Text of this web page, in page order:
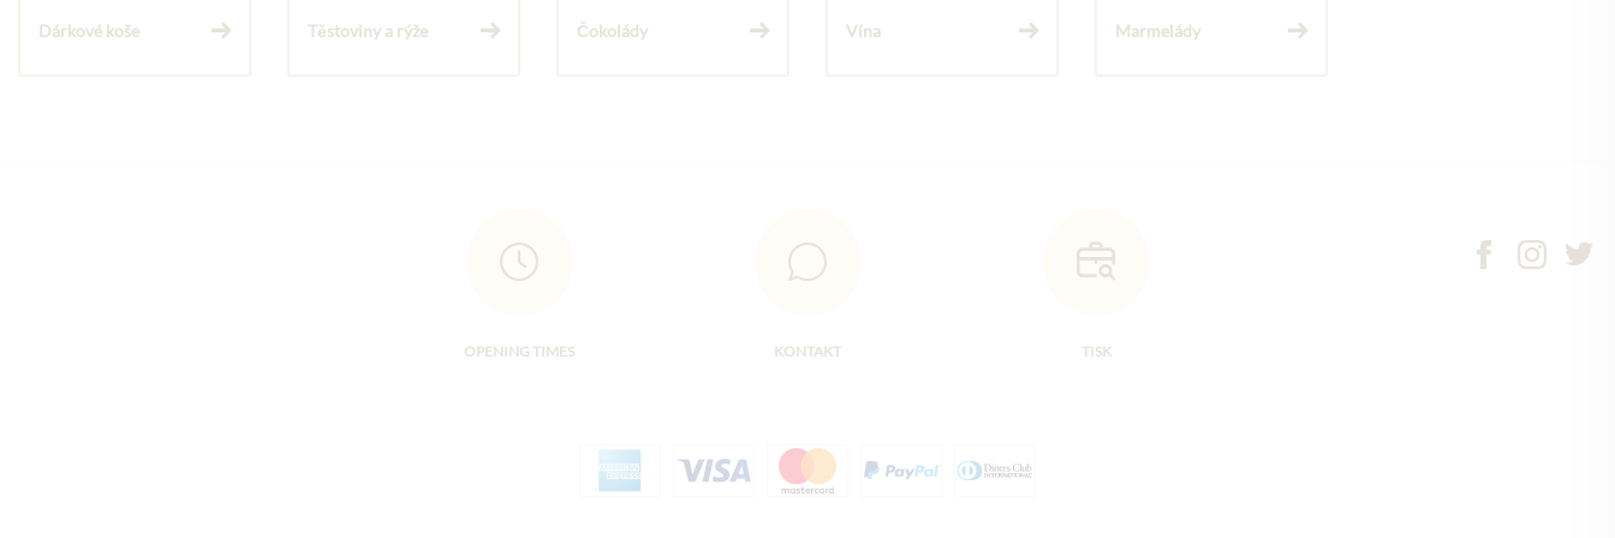
Dárkové koše Těstoviny a rýže Čokolády Vína Marmelády
OPENING TIMES KONTAKT TISK